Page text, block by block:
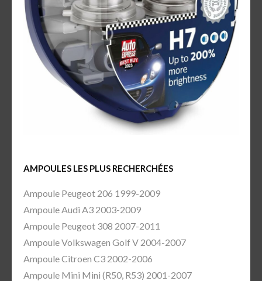
AMPOULES LES PLUS RECHERCHÉES
Ampoule Peugeot 206 1999-2009
Ampoule Audi A3 2003-2009
Ampoule Peugeot 308 2007-2011
Ampoule Volkswagen Golf V 2004-2007
Ampoule Citroen C3 2002-2006
Ampoule Mini Mini (R50, R53) 2001-2007